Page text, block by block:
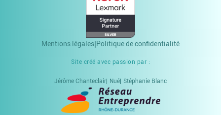
Mentions légales Politique de confidentialité
Site créé avec passion par :
Jérôme Chanteclair Nué Stéphanie Blanc